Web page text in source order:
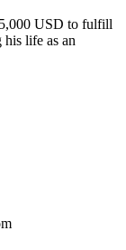
USD to fulfill
life as an